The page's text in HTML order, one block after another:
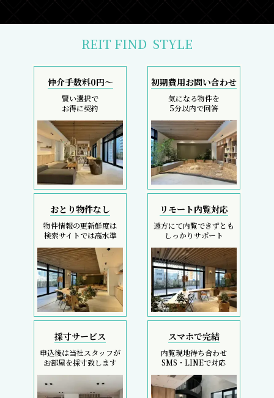
REIT FIND STYLE
仲介手数料0円～
賢い選択で
お得に契約
初期費用お問い合わせ
気になる物件を
5分以内で回答
おとり物件なし
物件情報の更新鮮度は
検索サイトでは高水準
リモート内覧対応
遠方にて内覧できずとも
しっかりサポート
採寸サービス
申込後は当社スタッフが
お部屋を採寸致します
スマホで完結
内覧現地待ち合わせ
SMS・LINEで対応